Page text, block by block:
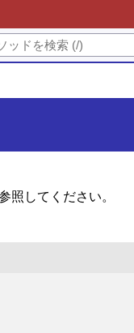
照してください。